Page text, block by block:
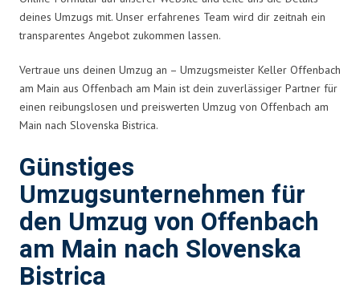
deines Umzugs mit. Unser erfahrenes Team wird dir zeitnah ein
transparentes Angebot zukommen lassen.
Vertraue uns deinen Umzug an – Umzugsmeister Keller Offenbach
am Main aus Offenbach am Main ist dein zuverlässiger Partner für
einen reibungslosen und preiswerten Umzug von Offenbach am
Main nach Slovenska Bistrica.
Günstiges
Umzugsunternehmen für
den Umzug von Offenbach
am Main nach Slovenska
Bistrica